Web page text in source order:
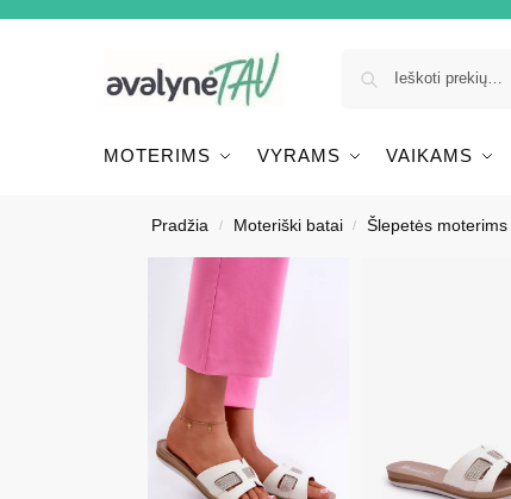
MOTERIMS VYRAMS VAIKAMS
Pradžia / Moteriški batai / Šlepetės moterims